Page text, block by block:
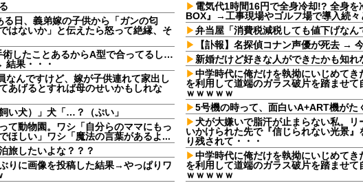
日、義弟嫁の子供から「ガンの匂
はないか」と伝えたら怒って絶縁、そ
したことあるからA型で合ってるし…
果・・・
なんですけど、嫁が子供連れて家出し
あげるとすれば母のせいかもしれな
い犬）」犬「…？（ぷい」
て動物園。ワシ「自分らのママにもっ
ほしい」ワシ「魔法の言葉があるよ...
旅したいよな？？？
りに画像を投稿した結果→やっぱりワ
電気代1時間16円で全身冷却!? 全身
BOX』→工事現場やゴルフ場で導入続々
弁当屋「消費税減税しても値下げな
【訃報】名探偵コナン声優が死去 →
新婚だけど好きな人ができたかも知れ
中学時代に俺だけを執拗にいじめて
を利用して道端のガラス破片を踏ませ
ｗｗｗｗｗ
5号機の時って、面白いA+ART機が
犬が大嫌いで脂汗が止まらない私。
いかけられた先で『信じられない光景
り残されて・・・
中学時代に俺だけを執拗にいじめて
を利用して道端のガラス破片を踏ませ
ｗｗｗｗｗ